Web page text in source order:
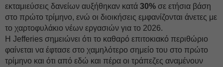
εκταμιεύσεις δανείων αυξήθηκαν κατά 30% σε ετήσια βάση
στο πρώτο τρίμηνο, ενώ οι διοικήσεις εμφανίζονται άνετες με
το χαρτοφυλάκιο νέων εργασιών για το 2026.
Η Jefferies σημειώνει ότι το καθαρό επιτοκιακό περιθώριο
φαίνεται να έφτασε στο χαμηλότερο σημείο του στο πρώτο
τρίμηνο και ότι από εδώ και πέρα οι τράπεζες αναμένουν